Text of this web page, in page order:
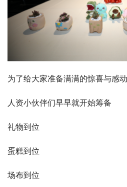
为了给大家准备满满的惊喜与感动
人资小伙伴们早早就开始筹备
礼物到位
蛋糕到位
场布到位